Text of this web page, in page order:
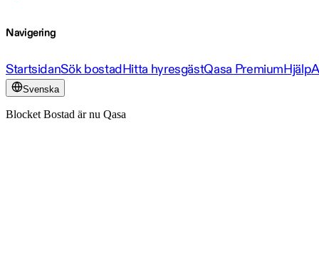
Navigering
StartsidanSök bostadHitta hyresgästQasa PremiumHjälp
Svenska
Blocket Bostad är nu Qasa